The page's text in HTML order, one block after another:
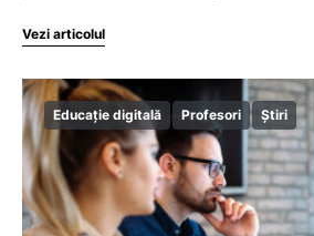
Vezi articolul
Educație digitală Profesori Știri